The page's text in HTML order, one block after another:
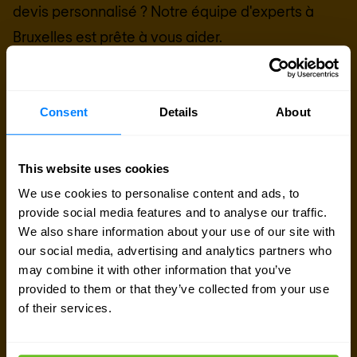
Consent Details About
This website uses cookies
We use cookies to personalise content and ads, to
provide social media features and to analyse our traffic.
We also share information about your use of our site with
our social media, advertising and analytics partners who
may combine it with other information that you’ve
provided to them or that they’ve collected from your use
of their services.
devis personnalisé ? Notre équipe d'experts à
Bruxelles est prête à vous aider.
Demander un devis